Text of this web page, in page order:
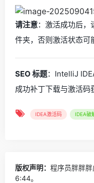
请注意：激活成功后，
件夹，否则激活状态可
SEO 标题：IntelliJ
成功补丁下载与激活码
IDEA激活码 IDEA破
版权声明： 程序员胖胖
6:44。